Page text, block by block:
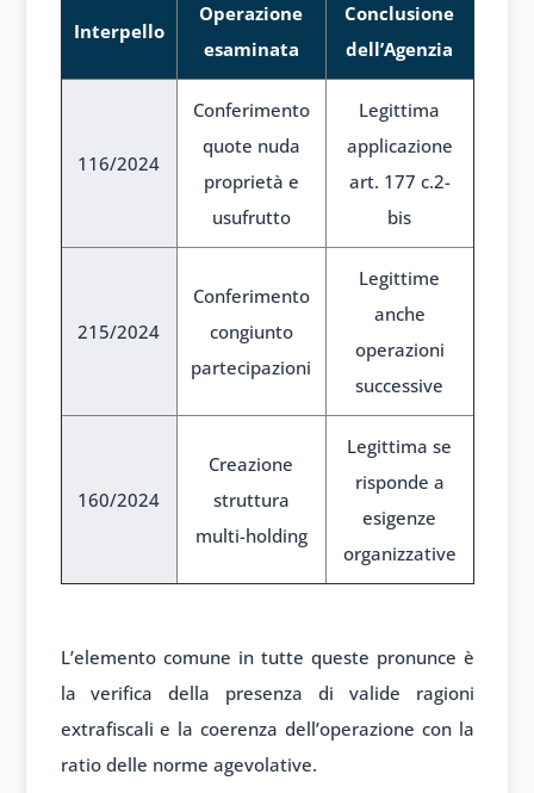
Interpello
Operazione
esaminata
Conclusione
dell’Agenzia
116/2024
Conferimento
quote nuda
proprietà e
usufrutto
Legittima
applicazione
art. 177 c.2-
bis
215/2024
Conferimento
congiunto
partecipazioni
Legittime
anche
operazioni
successive
160/2024
Creazione
struttura
multi-holding
Legittima se
risponde a
esigenze
organizzative
L’elemento comune in tutte queste pronunce è
la verifica della presenza di valide ragioni
extrafiscali e la coerenza dell’operazione con la
ratio delle norme agevolative.